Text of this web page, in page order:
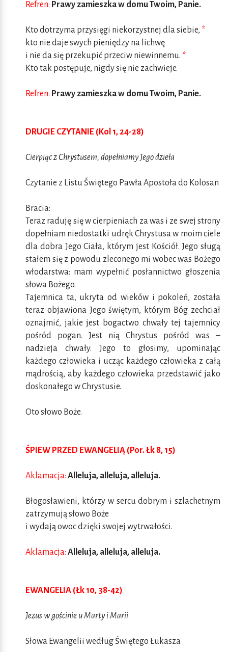
Refren: Prawy zamieszka w domu Twoim, Panie.
Kto dotrzyma przysięgi niekorzystnej dla siebie, *
kto nie daje swych pieniędzy na lichwę
i nie da się przekupić przeciw niewinnemu. *
Kto tak postępuje, nigdy się nie zachwieje.
Refren: Prawy zamieszka w domu Twoim, Panie.
DRUGIE CZYTANIE (Kol 1, 24-28)
Cierpiąc z Chrystusem, dopełniamy Jego dzieła
Czytanie z Listu Świętego Pawła Apostoła do Kolosan
Bracia:
Teraz raduję się w cierpieniach za was i ze swej strony
dopełniam niedostatki udręk Chrystusa w moim ciele
dla dobra Jego Ciała, którym jest Kościół. Jego sługą
stałem się z powodu zleconego mi wobec was Bożego
włodarstwa: mam wypełnić posłannictwo głoszenia
słowa Bożego.
Tajemnica ta, ukryta od wieków i pokoleń, została
teraz objawiona Jego świętym, którym Bóg zechciał
oznajmić, jakie jest bogactwo chwały tej tajemnicy
pośród pogan. Jest nią Chrystus pośród was –
nadzieja chwały. Jego to głosimy, upominając
każdego człowieka i ucząc każdego człowieka z całą
mądrością, aby każdego człowieka przedstawić jako
doskonałego w Chrystusie.
Oto słowo Boże.
ŚPIEW PRZED EWANGELIĄ (Por. Łk 8, 15)
Aklamacja: Alleluja, alleluja, alleluja.
Błogosławieni, którzy w sercu dobrym i szlachetnym
zatrzymują słowo Boże
i wydają owoc dzięki swojej wytrwałości.
Aklamacja: Alleluja, alleluja, alleluja.
EWANGELIA (Łk 10, 38-42)
Jezus w gościnie u Marty i Marii
Słowa Ewangelii według Świętego Łukasza